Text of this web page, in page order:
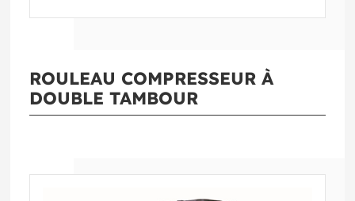
ROULEAU COMPRESSEUR À
DOUBLE TAMBOUR